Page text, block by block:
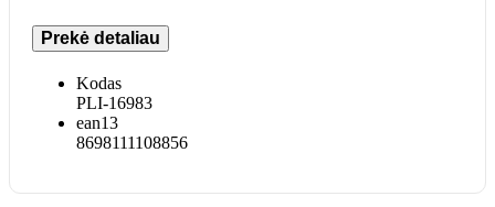
Prekė detaliau
Kodas
PLI-16983
ean13
8698111108856